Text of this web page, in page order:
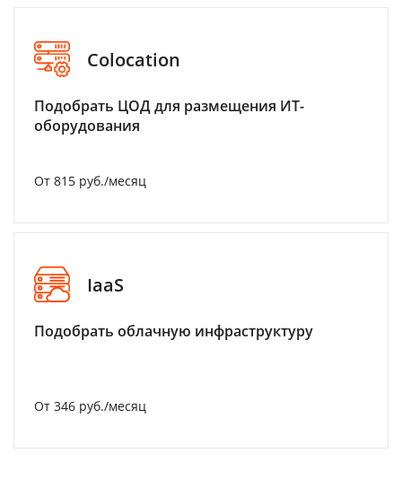
Colocation
Подобрать ЦОД для размещения ИТ-
оборудования
От 815 руб./месяц
IaaS
Подобрать облачную инфраструктуру
От 346 руб./месяц